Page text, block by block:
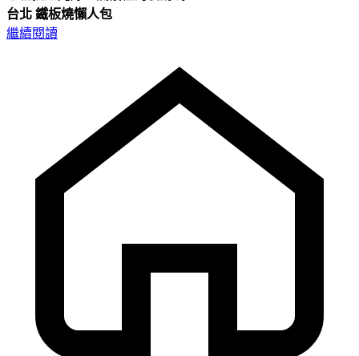
台北 鐵板燒懶人包
繼續閱讀